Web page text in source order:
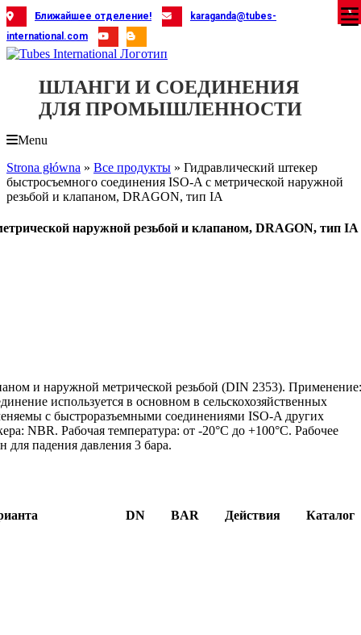
Skip
to
content
Ближайшее отделение!
karaganda@tubes-
international.com
ШЛАНГИ И СОЕДИНЕНИЯ
ДЛЯ ПРОМЫШЛЕННОСТИ
Menu
Strona główna » Все продукты » Гидравлический штекер
быстросъемного соединения ISO-A с метрической наружной
резьбой и клапаном, DRAGON, тип IA
наружной резьбой и клапаном, DRAGON, тип IA
и наружной метрической резьбой (DIN 2353).
используется в основном в сельскохозяйственных
с быстроразъемными соединениями ISO-A других
NBR. Рабочая температура: от -20°C до +100°C. Рабочее
для падения давления 3 бара.
DN BAR Действия Каталог
X
X
X
X
X
X
X
X
X
X
X
X
X
X
X
X
X
X
X